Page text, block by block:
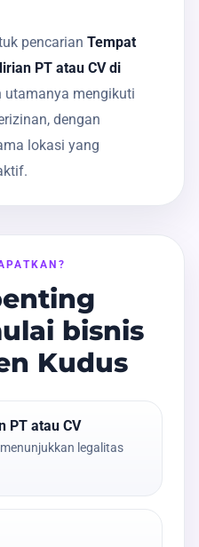
pencarian Tempat
PT atau CV di
utamanya mengikuti
dengan
lokasi yang
bisnis
Kudus
PT atau CV
legalitas